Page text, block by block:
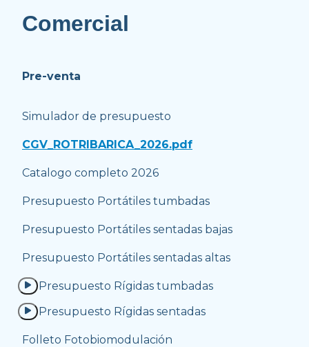
Comercial
Pre-venta
Simulador de presupuesto
CGV_ROTRIBARICA_2026.pdf
Catalogo completo 2026
Presupuesto Portátiles tumbadas
Presupuesto Portátiles sentadas bajas
Presupuesto Portátiles sentadas altas
Presupuesto Rígidas tumbadas
Presupuesto Rígidas sentadas
Folleto Fotobiomodulación